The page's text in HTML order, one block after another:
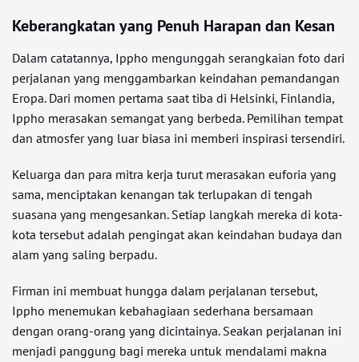
Keberangkatan yang Penuh Harapan dan Kesan
Dalam catatannya, Ippho mengunggah serangkaian foto dari
perjalanan yang menggambarkan keindahan pemandangan
Eropa. Dari momen pertama saat tiba di Helsinki, Finlandia,
Ippho merasakan semangat yang berbeda. Pemilihan tempat
dan atmosfer yang luar biasa ini memberi inspirasi tersendiri.
Keluarga dan para mitra kerja turut merasakan euforia yang
sama, menciptakan kenangan tak terlupakan di tengah
suasana yang mengesankan. Setiap langkah mereka di kota-
kota tersebut adalah pengingat akan keindahan budaya dan
alam yang saling berpadu.
Firman ini membuat hungga dalam perjalanan tersebut,
Ippho menemukan kebahagiaan sederhana bersamaan
dengan orang-orang yang dicintainya. Seakan perjalanan ini
menjadi panggung bagi mereka untuk mendalami makna